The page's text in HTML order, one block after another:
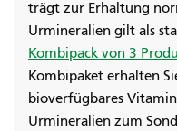
trägt zur Erhaltung
Urmineralien gilt als
Kombipack von 3
Kombipaket erhalten
bioverfügbares
Urmineralien zum